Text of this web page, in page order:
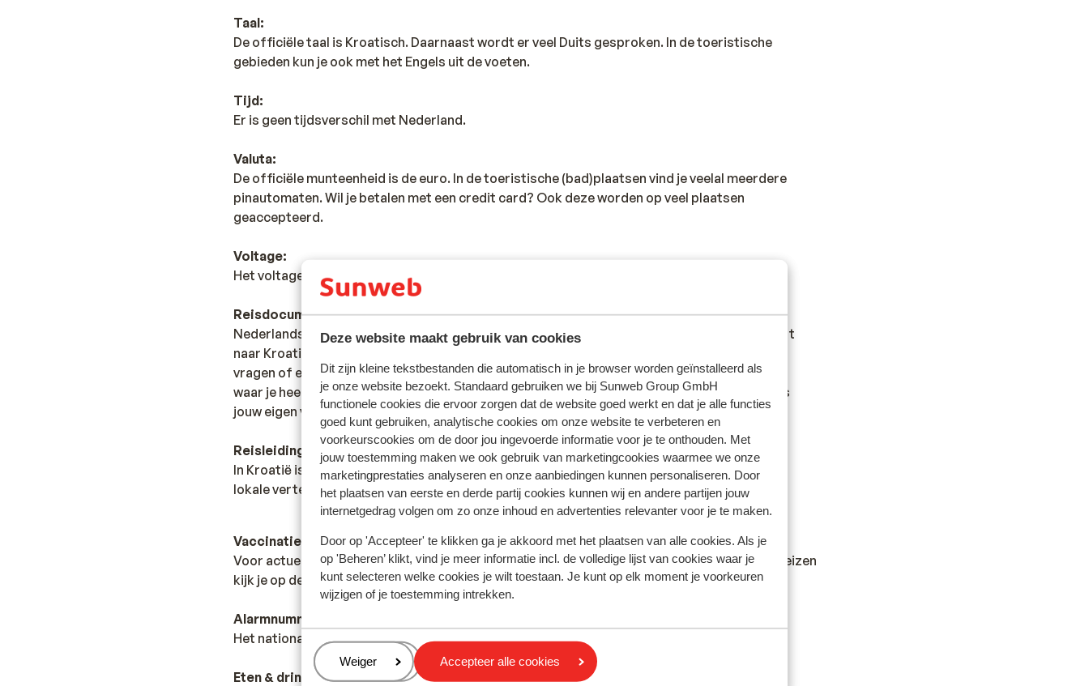
Deze website maakt gebruik van cookies
Dit zijn kleine tekstbestanden die automatisch in je browser worden geïnstalleerd als
je onze website bezoekt. Standaard gebruiken we bij Sunweb Group GmbH
functionele cookies die ervoor zorgen dat de website goed werkt en dat je alle functies
goed kunt gebruiken, analytische cookies om onze website te verbeteren en
voorkeurscookies om de door jou ingevoerde informatie voor je te onthouden. Met
jouw toestemming maken we ook gebruik van marketingcookies waarmee we onze
marketingprestaties analyseren en onze aanbiedingen kunnen personaliseren. Door
het plaatsen van eerste en derde partij cookies kunnen wij en andere partijen jouw
internetgedrag volgen om zo onze inhoud en advertenties relevanter voor je te maken.
Door op 'Accepteer' te klikken ga je akkoord met het plaatsen van alle cookies. Als je
op 'Beheren’ klikt, vind je meer informatie incl. de volledige lijst van cookies waar je
kunt selecteren welke cookies je wilt toestaan. Je kunt op elk moment je voorkeuren
wijzigen of je toestemming intrekken.
Beheren
Weiger Accepteer alle cookies
Taal:
De officiële taal is Kroatisch. Daarnaast wordt er veel Duits gesproken. In de toeristische
gebieden kun je ook met het Engels uit de voeten.
Tijd:
Er is geen tijdsverschil met Nederland.
Valuta:
De officiële munteenheid is de euro. In de toeristische (bad)plaatsen vind je veelal meerdere
pinautomaten. Wil je betalen met een credit card? Ook deze worden op veel plaatsen
geaccepteerd.
Voltage:
Het voltage is net als in Nederland 220 volt. Je hebt geen verloopstekker nodig.
Reisdocumenten:
Nederlandse staatsburgers kunnen met een geldig Nederlands paspoort of identiteitskaart
naar Kroatië reizen. Heb je niet de Nederlandse nationaliteit, dan is het belangrijk om na te
vragen of er andere regels van toepassing zijn. Dit vraag je na bij de ambassade van het land
waar je heen wilt en de landen waar je doorheen reist. Het reizen met de juiste documenten is
jouw eigen verantwoordelijkheid. Sunweb kan hiervoor niet aansprakelijk worden gesteld.
Reisleiding
In Kroatië is er geen reisleiding aanwezig. Je wordt opgevangen door een Engels sprekende
lokale vertegenwoordiger.
Vaccinatie:
Voor actuele informatie betreffende vaccinaties en andere gegevens over gezondheid en reizen
kijk je op de site van LCR: https://www.lcr.nl/.
Alarmnummer:
Het nationale alarmnummer voor politie, ambulance en de brandweer is 112.
Eten & drinken: